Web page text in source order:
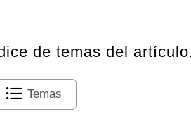
de temas del
Temas